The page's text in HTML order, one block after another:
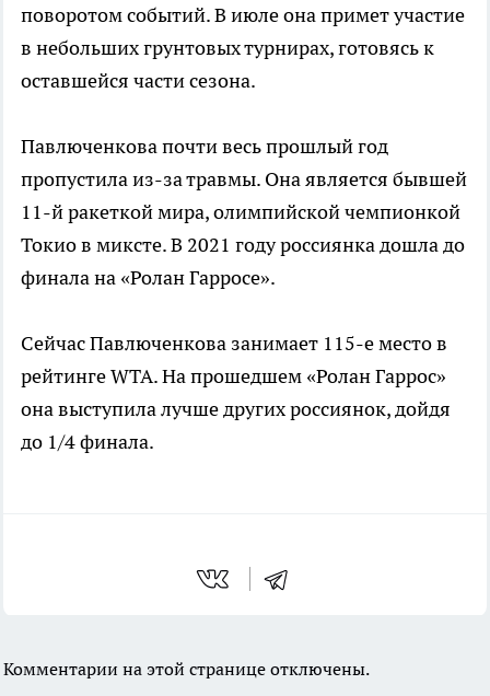
поворотом событий. В июле она примет участие
в небольших грунтовых турнирах, готовясь к
оставшейся части сезона.
Павлюченкова почти весь прошлый год
пропустила из-за травмы. Она является бывшей
11-й ракеткой мира, олимпийской чемпионкой
Токио в миксте. В 2021 году россиянка дошла до
финала на «Ролан Гарросе».
Сейчас Павлюченкова занимает 115-е место в
рейтинге WTA. На прошедшем «Ролан Гаррос»
она выступила лучше других россиянок, дойдя
до 1/4 финала.
Комментарии на этой странице отключены.